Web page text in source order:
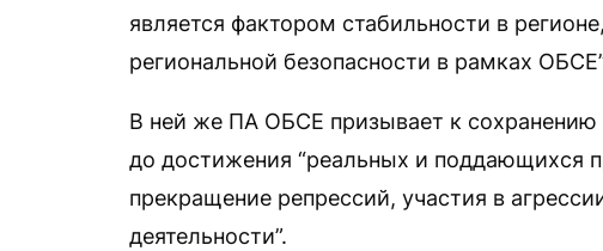
является фактором стабильности в
региональной безопасности в рамках
В ней же ПА ОБСЕ призывает к
до достижения “реальных и поддающихся
прекращение репрессий, участия в
деятельности”.